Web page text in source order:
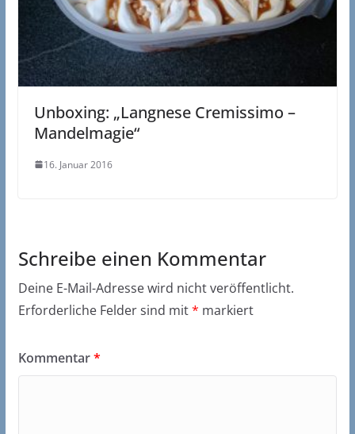
Unboxing: „Langnese Cremissimo –
Mandelmagie“
16. Januar 2016
Schreibe einen Kommentar
Deine E-Mail-Adresse wird nicht veröffentlicht.
Erforderliche Felder sind mit* markiert
Kommentar*